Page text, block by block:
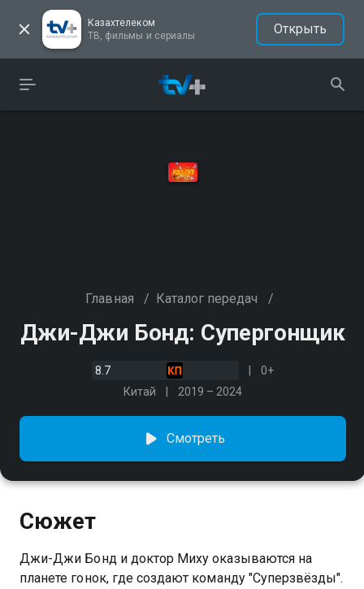
Казахтелеком
ТВ, фильмы и сериалы
Открыть
Главная / Каталог передач /
Джи-Джи Бонд: Супергонщик
8.7
0+
Китай
2019 – 2024
Смотреть
Сюжет
Джи-Джи Бонд и доктор Миху оказываются на
планете гонок, где создают команду "Суперзвёзды".